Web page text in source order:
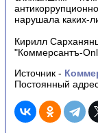
нарушала каких-
Кирилл
"Коммерсантъ-
Источник -
Постоянный